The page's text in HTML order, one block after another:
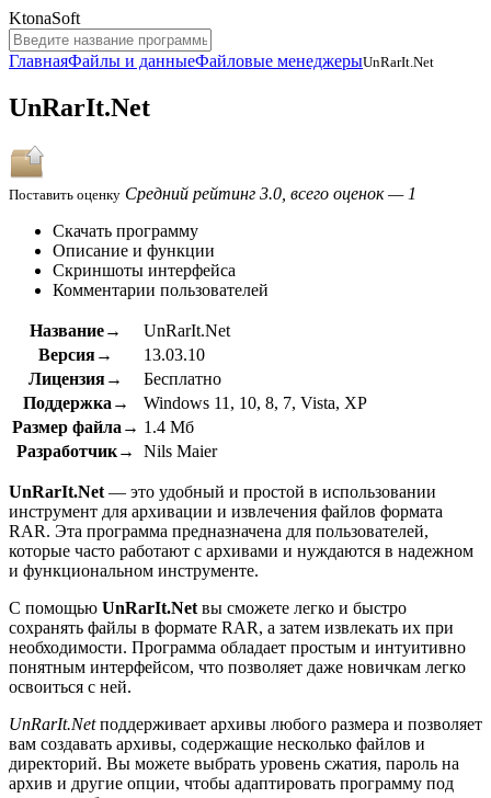
KtonaSoft
ГлавнаяФайлы и данныеФайловые менеджерыUnRarIt.Net
UnRarIt.Net
Поставить оценку Средний рейтинг 3.0, всего оценок — 1
Скачать программу
Описание и функции
Скриншоты интерфейса
Комментарии пользователей
Название→
UnRarIt.Net
Версия→
13.03.10
Лицензия→
Бесплатно
Поддержка→
Windows 11, 10, 8, 7, Vista, XP
Размер файла→ 1.4 Мб
Разработчик→
Nils Maier
UnRarIt.Net — это удобный и простой в использовании
инструмент для архивации и извлечения файлов формата
RAR. Эта программа предназначена для пользователей,
которые часто работают с архивами и нуждаются в надежном
и функциональном инструменте.
С помощью UnRarIt.Net вы сможете легко и быстро
сохранять файлы в формате RAR, а затем извлекать их при
необходимости. Программа обладает простым и интуитивно
понятным интерфейсом, что позволяет даже новичкам легко
освоиться с ней.
UnRarIt.Netподдерживает архивы любого размера и позволяет
вам создавать архивы, содержащие несколько файлов и
директорий. Вы можете выбрать уровень сжатия, пароль на
архив и другие опции, чтобы адаптировать программу под